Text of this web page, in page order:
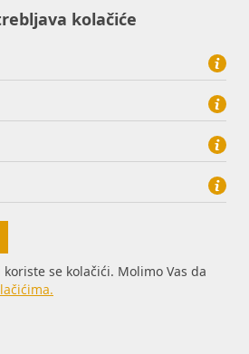
na plinskoj mreži - Tenja
na plinskoj mreži - Osijek
radovi na plinskoj mreži -
na plinskoj mreži - Osijek
radovi na plinskoj mreži - Briješće
kolačiće
se kolačići. Molimo Vas da